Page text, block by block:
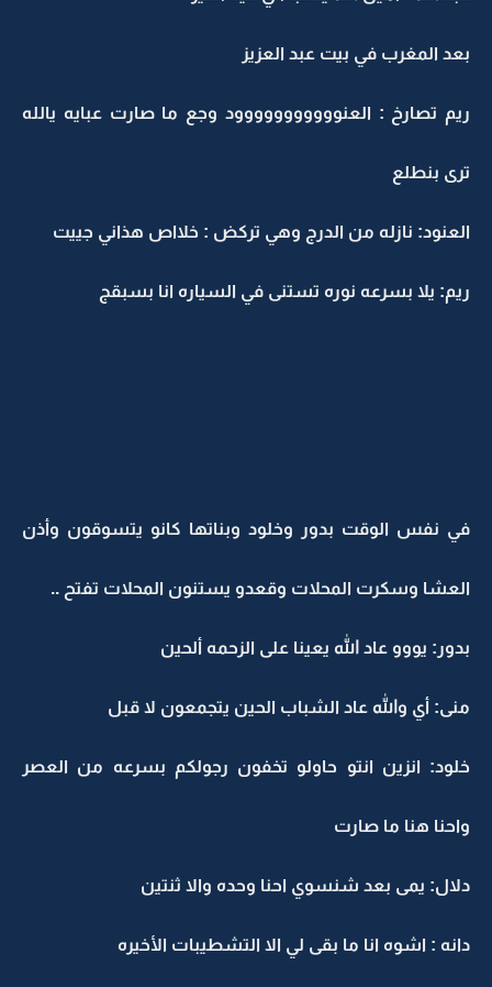
بعد المغرب في بيت عبد العزيز
ريم تصارخ : العنووووووووووود وجع ما صارت عبايه يالله
ترى بنطلع
العنود: نازله من الدرج وهي تركض : خلااص هذاني جييت
ريم: يلا بسرعه نوره تستنى في السياره انا بسبقج
في نفس الوقت بدور وخلود وبناتها كانو يتسوقون وأذن
العشا وسكرت المحلات وقعدو يستنون المحلات تفتح ..
بدور: يووو عاد الله يعينا على الزحمه ألحين
منى: أي والله عاد الشباب الحين يتجمعون لا قبل
خلود: انزين انتو حاولو تخفون رجولكم بسرعه من العصر
واحنا هنا ما صارت
دلال: يمى بعد شنسوي احنا وحده والا ثنتين
دانه : اشوه انا ما بقى لي الا التشطيبات الأخيره